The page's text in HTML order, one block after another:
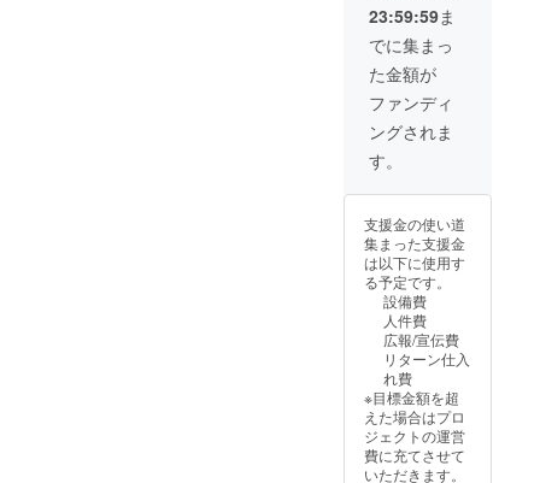
のズボンの写真
のみをメールさ
せていただきリ
ターンとさせて
いただきます。
※必要とされる先
天性股関節脱臼
の赤ちゃんのご
親族様より、注
文があってから
の制作になりま
すので マッチ
ングするまで制
作されませんこ
とをあらかじめ
ご承知おきくだ
さい。 ※だっ
きゅうちゃんが
サイズアウト等
で使えなかった
場合の※1返金補
償※に遣った場合
にも その旨ご
報告させていた
23:59:59ま
でに集まっ
た金額が
ファンディ
ングされま
す。
支援金の使い道
集まった支援金
は以下に使用す
る予定です。
設備費
人件費
広報/宣伝費
リターン仕入
れ費
※目標金額を超
えた場合はプロ
ジェクトの運営
費に充てさせて
いただきます。